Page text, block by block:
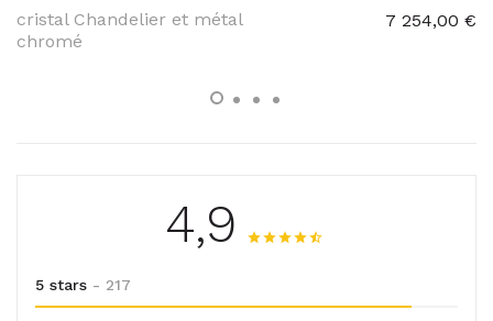
cristal Chandelier et métal
chromé
7 254,00 €
4,9
5 stars - 217